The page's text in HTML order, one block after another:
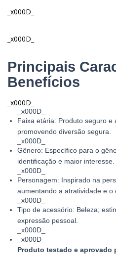
_x000D_
_x000D_
Principais
Benefícios
_x000D_
_x000D_
Faixa etária: Produto seguro e
promovendo diversão segura.
_x000D_
Gênero: Específico para o
identificação e maior interesse.
_x000D_
Personagem: Inspirado na
aumentando a atratividade e o
_x000D_
Tipo de acessório: Beleza;
expressão pessoal.
_x000D_
_x000D_
Produto testado e aprovado